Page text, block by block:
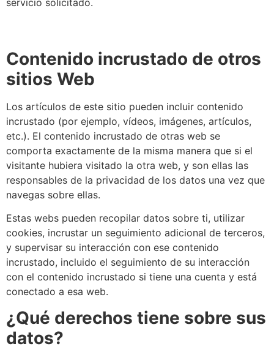
servicio solicitado.
Contenido incrustado de otros
sitios Web
Los artículos de este sitio pueden incluir contenido
incrustado (por ejemplo, vídeos, imágenes, artículos,
etc.). El contenido incrustado de otras web se
comporta exactamente de la misma manera que si el
visitante hubiera visitado la otra web, y son ellas las
responsables de la privacidad de los datos una vez que
navegas sobre ellas.
Estas webs pueden recopilar datos sobre ti, utilizar
cookies, incrustar un seguimiento adicional de terceros,
y supervisar su interacción con ese contenido
incrustado, incluido el seguimiento de su interacción
con el contenido incrustado si tiene una cuenta y está
conectado a esa web.
¿Qué derechos tiene sobre sus
datos?